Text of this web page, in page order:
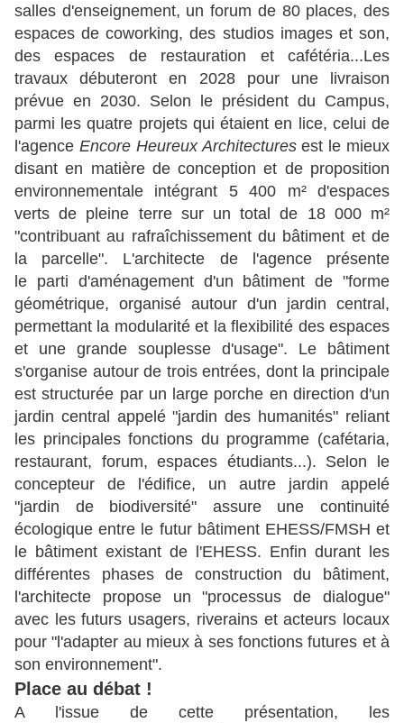
salles d'enseignement, un forum de 80 places, des
espaces de coworking, des studios images et son,
des espaces de restauration et cafétéria...Les
travaux débuteront en 2028 pour une livraison
prévue en 2030. Selon le président du Campus,
parmi les quatre projets qui étaient en lice, celui de
l'agence Encore Heureux Architecturesest le mieux
disant en matière de conception et de proposition
environnementale intégrant 5 400 m² d'espaces
verts de pleine terre sur un total de 18 000 m²
"contribuant au rafraîchissement du bâtiment et de
la parcelle". L'architecte de l'agence présente
le parti d'aménagement d'un bâtiment de "forme
géométrique, organisé autour d'un jardin central,
permettant la modularité et la flexibilité des espaces
et une grande souplesse d'usage". Le bâtiment
s'organise autour de trois entrées, dont la principale
est structurée par un large porche en direction d'un
jardin central appelé "jardin des humanités" reliant
les principales fonctions du programme (cafétaria,
restaurant, forum, espaces étudiants...). Selon le
concepteur de l'édifice, un autre jardin appelé
"jardin de biodiversité" assure une continuité
écologique entre le futur bâtiment EHESS/FMSH et
le bâtiment existant de l'EHESS. Enfin durant les
différentes phases de construction du bâtiment,
l'architecte propose un "processus de dialogue"
avec les futurs usagers, riverains et acteurs locaux
pour "l'adapter au mieux à ses fonctions futures et à
son environnement".
Place au débat !
A l'issue de cette présentation, les